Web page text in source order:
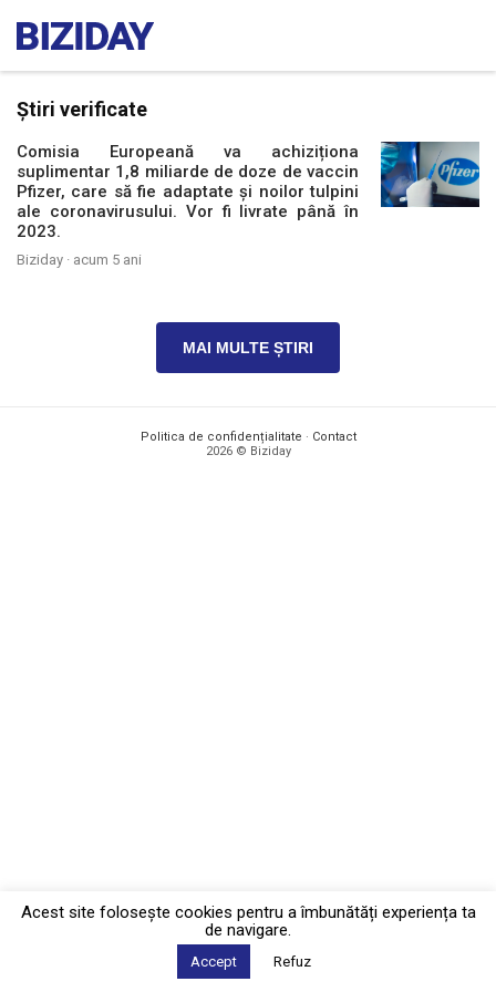
Știri verificate
Comisia Europeană va achiziționa
suplimentar 1,8 miliarde de doze de vaccin
Pfizer, care să fie adaptate și noilor tulpini
ale coronavirusului. Vor fi livrate până în
2023.
Biziday · acum 5 ani
MAI MULTE ȘTIRI
Politica de confidențialitate · Contact
2026 © Biziday
Acest site foloseşte cookies pentru a îmbunătăți experiența ta
de navigare.
Accept Refuz